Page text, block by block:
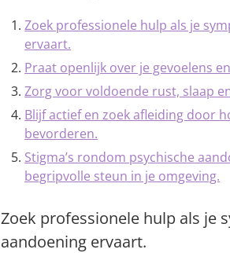
Zoek professionele hulp als je
ervaart.
Praat openlijk over je gevoelens
Zorg voor voldoende rust, slaap
Blijf actief en zoek afleiding door
bevorderen.
Stigma’s rondom psychische
begripvolle steun in je omgeving.
Zoek professionele hulp als je
aandoening ervaart.